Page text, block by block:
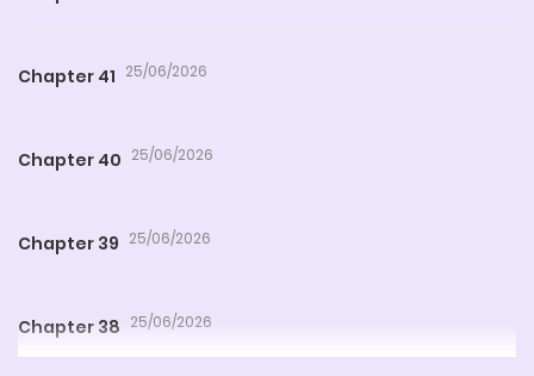
Chapter 41 25/06/2026
Chapter 40 25/06/2026
Chapter 39 25/06/2026
Chapter 38 25/06/2026